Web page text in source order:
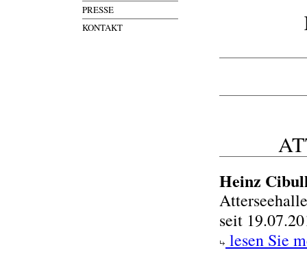
PRESSE
KONTAKT
Heinz
Atterseehalle
seit
lesen Sie